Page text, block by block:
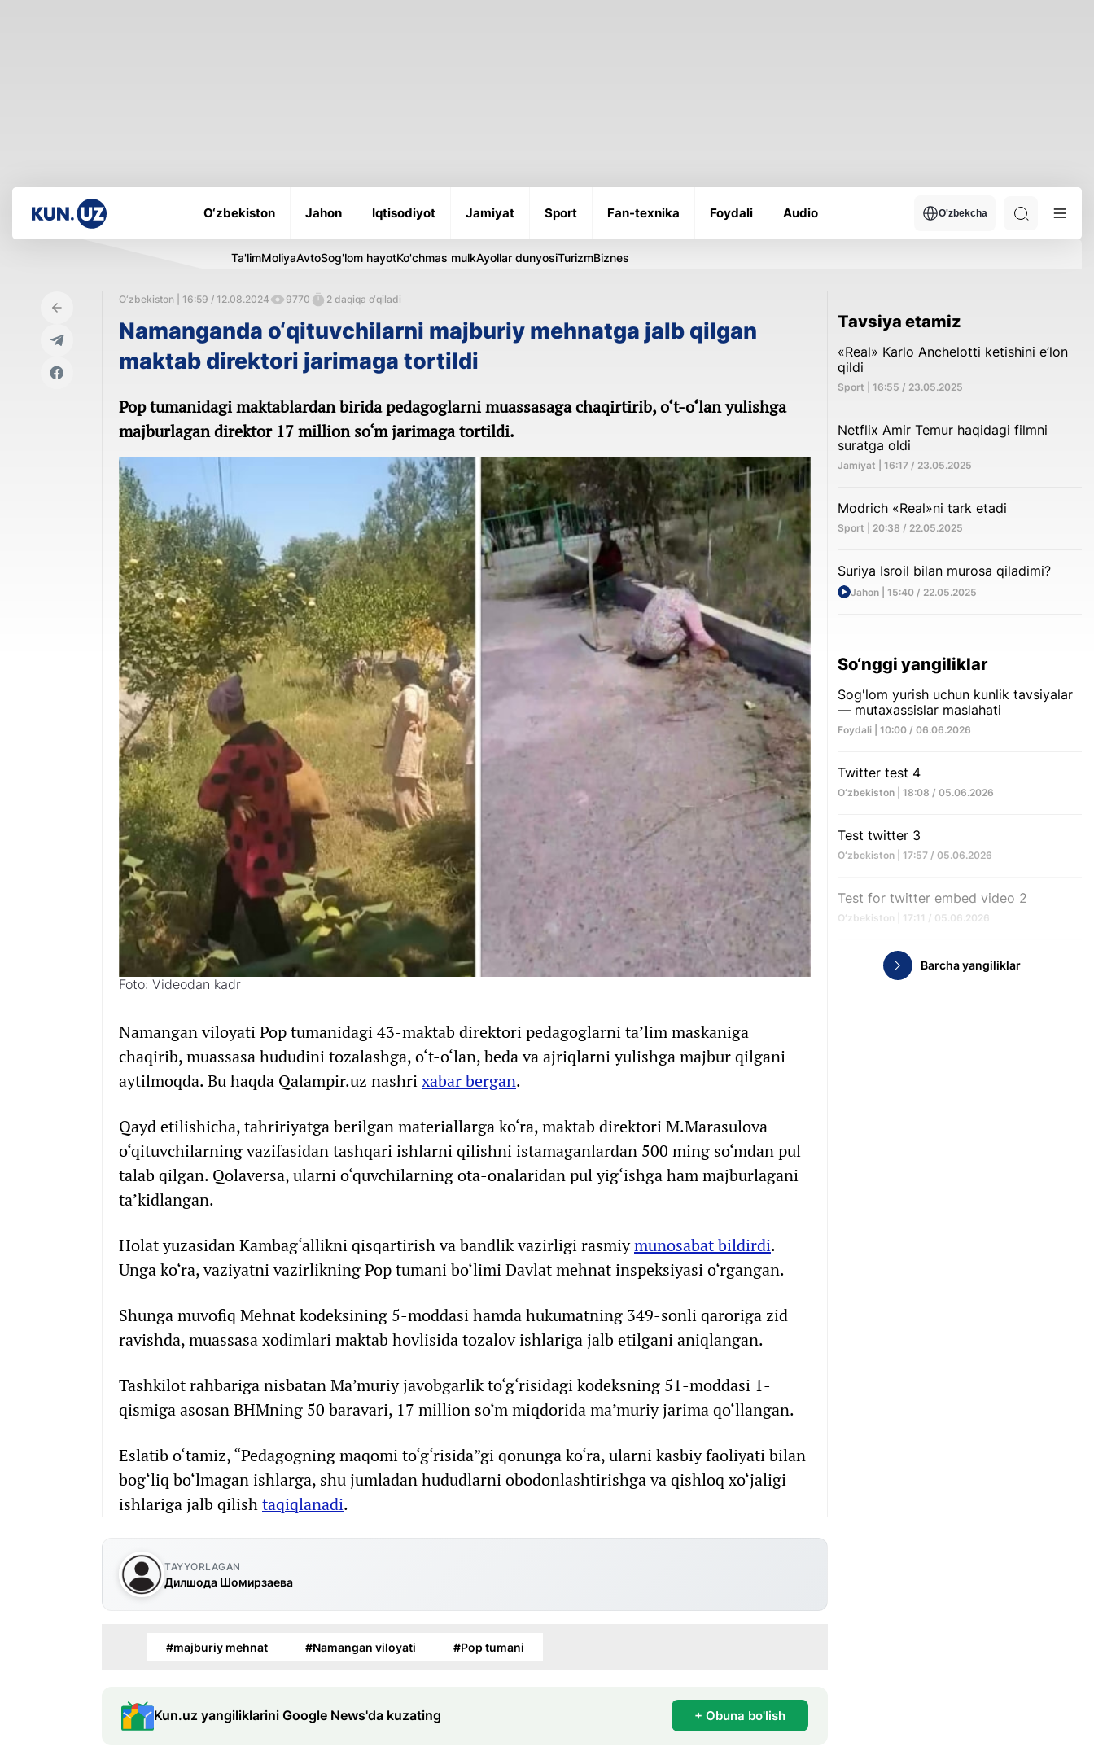
O‘zbekiston Jahon Iqtisodiyot Jamiyat Sport Fan-texnika Foydali Audio O'zbekcha
Ta'limMoliyaAvtoSog'lom hayotKo'chmas mulkAyollar dunyosiTurizmBiznes
O‘zbekiston | 16:59 / 12.08.2024 9770 2 daqiqa o‘qiladi
Namanganda o‘qituvchilarni majburiy mehnatga jalb qilgan
maktab direktori jarimaga tortildi
Pop tumanidagi maktablardan birida pedagoglarni muassasaga chaqirtirib, o‘t-o‘lan yulishga
majburlagan direktor 17 million so‘m jarimaga tortildi.
Foto: Videodan kadr
Namangan viloyati Pop tumanidagi 43-maktab direktori pedagoglarni ta’lim maskaniga
chaqirib, muassasa hududini tozalashga, o‘t-o‘lan, beda va ajriqlarni yulishga majbur qilgani
aytilmoqda. Bu haqda Qalampir.uz nashrixabar bergan.
Qayd etilishicha, tahririyatga berilgan materiallarga ko‘ra, maktab direktori M.Marasulova
o‘qituvchilarning vazifasidan tashqari ishlarni qilishni istamaganlardan 500 ming so‘mdan pul
talab qilgan. Qolaversa, ularni o‘quvchilarning ota-onalaridan pul yig‘ishga ham majburlagani
ta’kidlangan.
Holat yuzasidan Kambag‘allikni qisqartirish va bandlik vazirligi rasmiymunosabat bildirdi.
Unga ko‘ra, vaziyatni vazirlikning Pop tumani bo‘limi Davlat mehnat inspeksiyasi o‘rgangan.
Shunga muvofiq Mehnat kodeksining 5-moddasi hamda hukumatning 349-sonli qaroriga zid
ravishda, muassasa xodimlari maktab hovlisida tozalov ishlariga jalb etilgani aniqlangan.
Tashkilot rahbariga nisbatan Ma’muriy javobgarlik to‘g‘risidagi kodeksning 51-moddasi 1-
qismiga asosan BHMning 50 baravari, 17 million so‘m miqdorida ma’muriy jarima qo‘llangan.
Eslatib o‘tamiz, “Pedagogning maqomi to‘g‘risida”gi qonunga ko‘ra, ularni kasbiy faoliyati bilan
bog‘liq bo‘lmagan ishlarga, shu jumladan hududlarni obodonlashtirishga va qishloq xo‘jaligi
ishlariga jalb qilishtaqiqlanadi.
TAYYORLAGAN
Дилшода Шомирзаева
#majburiy mehnat #Namangan viloyati #Pop tumani
Kun.uz yangiliklarini Google News'da kuzating + Obuna bo'lish
Tavsiya etamiz
«Real» Karlo Anchelotti ketishini e’lon
qildi
Sport | 16:55 / 23.05.2025
Netflix Amir Temur haqidagi filmni
suratga oldi
Jamiyat | 16:17 / 23.05.2025
Modrich «Real»ni tark etadi
Sport | 20:38 / 22.05.2025
Suriya Isroil bilan murosa qiladimi?
Jahon | 15:40 / 22.05.2025
So‘nggi yangiliklar
Sog'lom yurish uchun kunlik tavsiyalar
— mutaxassislar maslahati
Foydali | 10:00 / 06.06.2026
Twitter test 4
O‘zbekiston | 18:08 / 05.06.2026
Test twitter 3
O‘zbekiston | 17:57 / 05.06.2026
Test for twitter embed video 2
O‘zbekiston | 17:11 / 05.06.2026
Barcha yangiliklar